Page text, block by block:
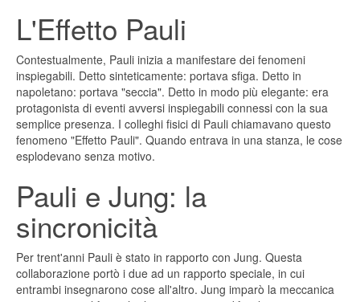
L'Effetto Pauli
Contestualmente, Pauli inizia a manifestare dei fenomeni
inspiegabili. Detto sinteticamente: portava sfiga. Detto in
napoletano: portava "seccia". Detto in modo più elegante: era
protagonista di eventi avversi inspiegabili connessi con la sua
semplice presenza. I colleghi fisici di Pauli chiamavano questo
fenomeno "Effetto Pauli". Quando entrava in una stanza, le cose
esplodevano senza motivo.
Pauli e Jung: la
sincronicità
Per trent'anni Pauli è stato in rapporto con Jung. Questa
collaborazione portò i due ad un rapporto speciale, in cui
entrambi insegnarono cose all'altro. Jung imparò la meccanica